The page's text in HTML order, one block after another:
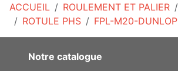
ACCUEIL ROULEMENT ET PALIER
ROTULE PHS
FPL-M20-DUNLOP
Notre catalogue